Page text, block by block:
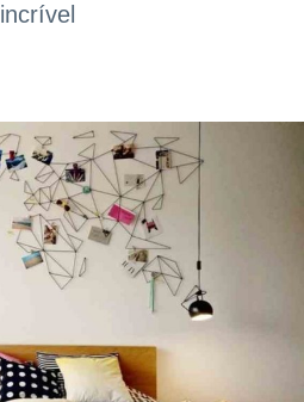
incrível